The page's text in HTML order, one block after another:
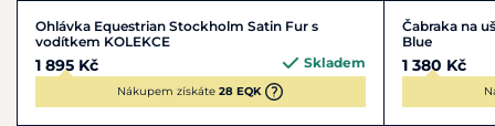
Ohlávka Equestrian Stockholm Satin Fur s
vodítkem KOLEKCE
1 895 Kč Skladem
Nákupem získáte28 EQK
Čabraka na
Blue
1 380 Kč